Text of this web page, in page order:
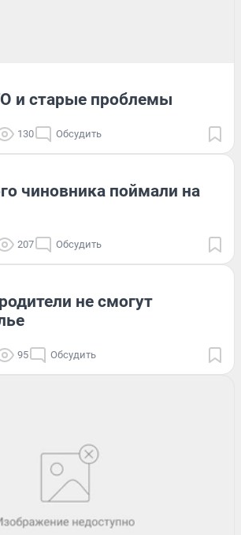
и старые проблемы
130 Обсудить
чиновника поймали на
207 Обсудить
не смогут
95 Обсудить